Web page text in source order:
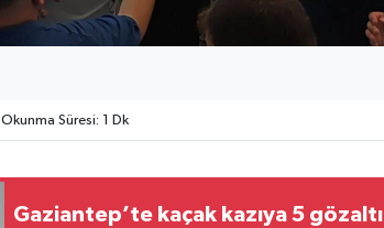
Okunma Süresi: 1 Dk
Gaziantep’te kaçak kazıya 5 gözaltı